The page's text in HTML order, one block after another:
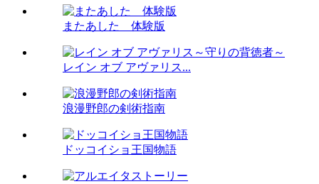
またあした 体験版
レイン オブ アヴァリス...
浪漫野郎の剣術指南
ドッコイショ王国物語